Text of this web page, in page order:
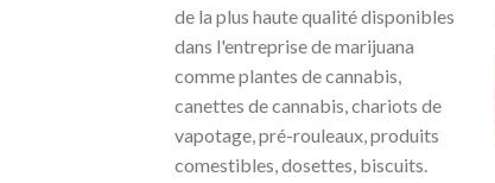
de la plus haute qualité disponibles
dans l'entreprise de marijuana
comme plantes de cannabis,
canettes de cannabis, chariots de
vapotage, pré-rouleaux, produits
comestibles, dosettes, biscuits.